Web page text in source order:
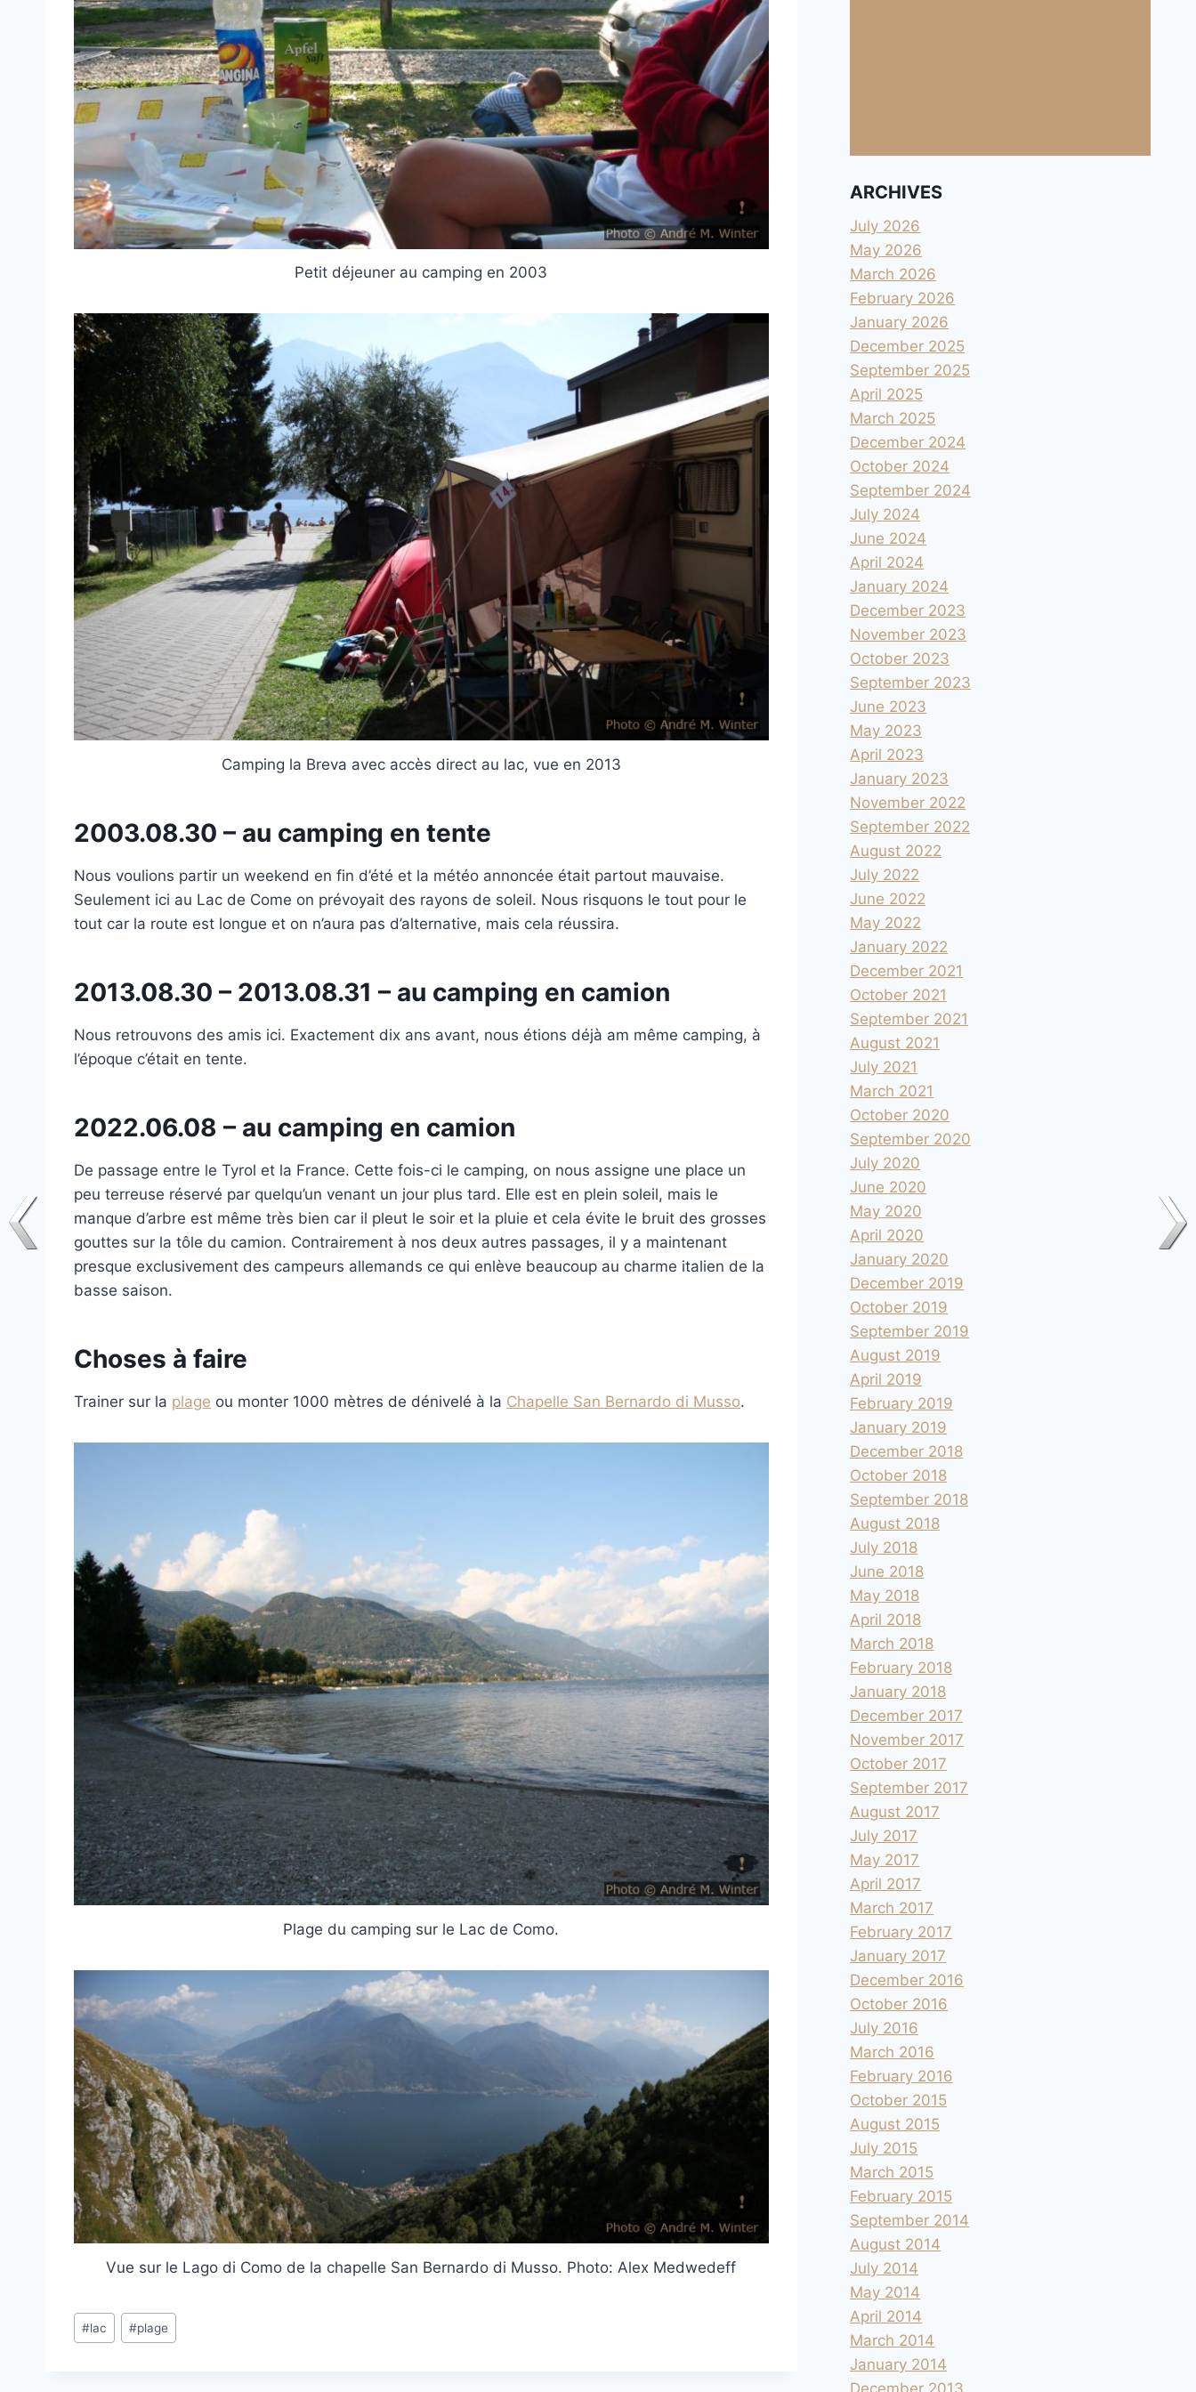
Petit déjeuner au camping en 2003
Camping la Breva avec accès direct au lac, vue en 2013
2003.08.30 – au camping en tente
Nous voulions partir un weekend en fin d’été et la météo annoncée était partout mauvaise.
Seulement ici au Lac de Come on prévoyait des rayons de soleil. Nous risquons le tout pour le
tout car la route est longue et on n’aura pas d’alternative, mais cela réussira.
2013.08.30 – 2013.08.31 – au camping en camion
Nous retrouvons des amis ici. Exactement dix ans avant, nous étions déjà am même camping, à
l’époque c’était en tente.
2022.06.08 – au camping en camion
De passage entre le Tyrol et la France. Cette fois-ci le camping, on nous assigne une place un
peu terreuse réservé par quelqu’un venant un jour plus tard. Elle est en plein soleil, mais le
manque d’arbre est même très bien car il pleut le soir et la pluie et cela évite le bruit des grosses
gouttes sur la tôle du camion. Contrairement à nos deux autres passages, il y a maintenant
presque exclusivement des campeurs allemands ce qui enlève beaucoup au charme italien de la
basse saison.
Choses à faire
Trainer sur la plage ou monter 1000 mètres de dénivelé à la Chapelle San Bernardo di Musso.
Plage du camping sur le Lac de Como.
Vue sur le Lago di Como de la chapelle San Bernardo di Musso. Photo: Alex Medwedeff
Post
Tags:
#lac #plage
ARCHIVES
July 2026
May 2026
March 2026
February 2026
January 2026
December 2025
September 2025
April 2025
March 2025
December 2024
October 2024
September 2024
July 2024
June 2024
April 2024
January 2024
December 2023
November 2023
October 2023
September 2023
June 2023
May 2023
April 2023
January 2023
November 2022
September 2022
August 2022
July 2022
June 2022
May 2022
January 2022
December 2021
October 2021
September 2021
August 2021
July 2021
March 2021
October 2020
September 2020
July 2020
June 2020
May 2020
April 2020
January 2020
December 2019
October 2019
September 2019
August 2019
April 2019
February 2019
January 2019
December 2018
October 2018
September 2018
August 2018
July 2018
June 2018
May 2018
April 2018
March 2018
February 2018
January 2018
December 2017
November 2017
October 2017
September 2017
August 2017
July 2017
May 2017
April 2017
March 2017
February 2017
January 2017
December 2016
October 2016
July 2016
March 2016
February 2016
October 2015
August 2015
July 2015
March 2015
February 2015
September 2014
August 2014
July 2014
May 2014
April 2014
March 2014
January 2014
December 2013